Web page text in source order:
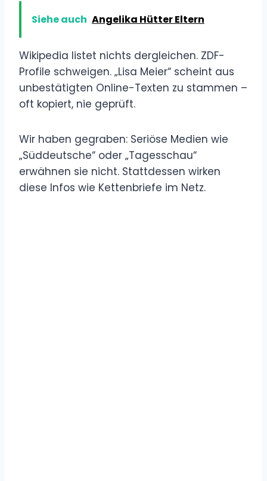
Siehe auch Angelika Hütter Eltern
Wikipedia listet nichts dergleichen. ZDF-
Profile schweigen. „Lisa Meier“ scheint aus
unbestätigten Online-Texten zu stammen –
oft kopiert, nie geprüft.
Wir haben gegraben: Seriöse Medien wie
„Süddeutsche“ oder „Tagesschau“
erwähnen sie nicht. Stattdessen wirken
diese Infos wie Kettenbriefe im Netz.